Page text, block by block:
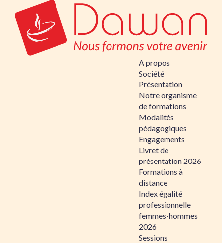
A propos
Société
Présentation
Notre organisme
de formations
Modalités
pédagogiques
Engagements
Livret de
présentation 2026
Formations à
distance
Index égalité
professionnelle
femmes-hommes
2026
Sessions